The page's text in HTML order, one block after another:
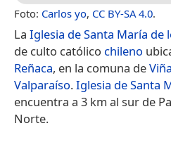
Foto: Carlos yo, CC BY-SA 4.0.
La Iglesia de Santa María de
de culto católico chileno
Reñaca, en la comuna de
Valparaíso.Iglesia de Santa
encuentra a 3 km al sur de
Norte.